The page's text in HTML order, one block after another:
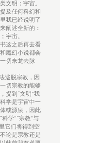
文明；宇宙。
及任何科幻和
我已经说明了
阐述全新的：
宇宙。
这之后再去看
魔幻小说都会
切来龙去脉
逃脱宗教，因
切宗教的能够
提到“文明”我
学是宇宙中一
或源泉，因此
学”“宗教”与
它们将得到空
论是宗教还是